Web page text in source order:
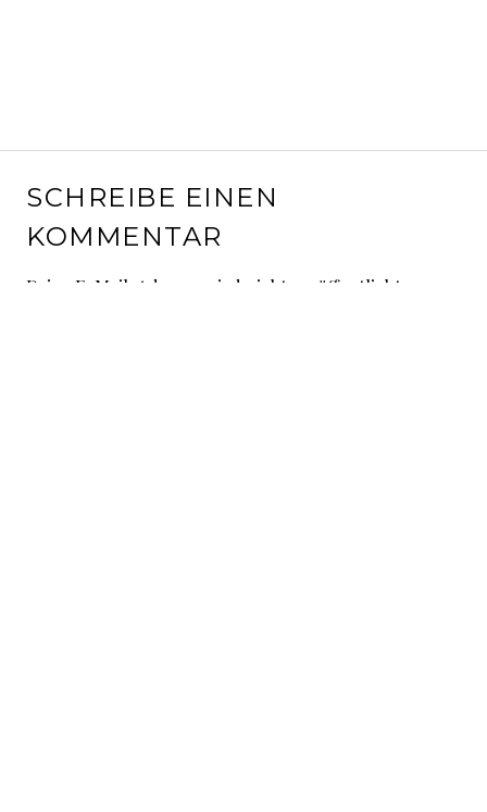
SCHREIBE EINEN
KOMMENTAR
Deine E-Mail-Adresse wird nicht veröffentlicht.